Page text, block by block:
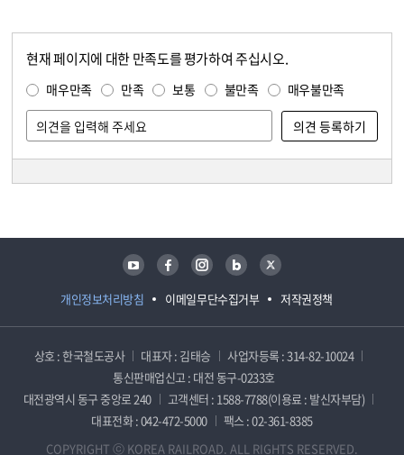
현재 페이지에 대한 만족도를 평가하여 주십시오.
매우만족 만족 보통 불만족 매우불만족
개인정보처리방침 이메일무단수집거부 저작권정책
유튜브 페이스북 인스타그램 블로그 트위터
상호 : 한국철도공사 대표자 : 김태승
사업자등록 : 314-82-10024
통신판매업신고 : 대전 동구-0233호
대전광역시 동구 중앙로 240
고객센터 : 1588-7788(이용료 : 발신자부담)
대표전화 : 042-472-5000
팩스 : 02-361-8385
COPYRIGHT ⓒ KOREA RAILROAD. ALL RIGHTS RESERVED.